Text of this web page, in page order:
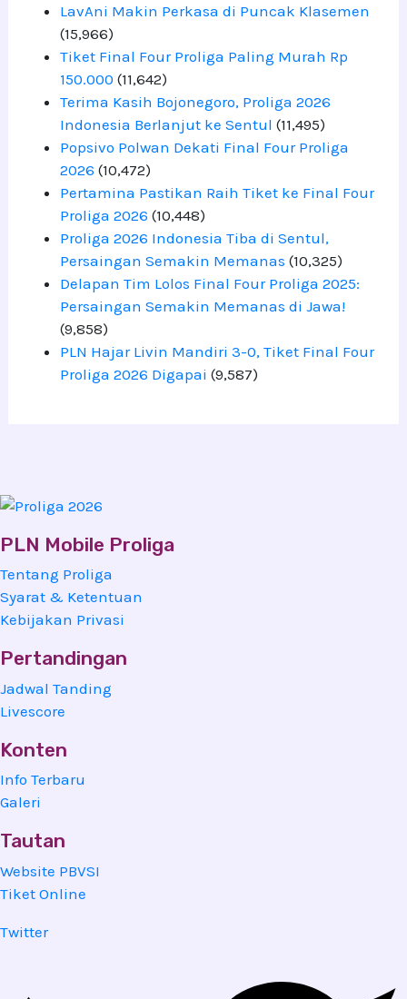
LavAni Makin Perkasa di Puncak Klasemen
(15,966)
Tiket Final Four Proliga Paling Murah Rp
150.000 (11,642)
Terima Kasih Bojonegoro, Proliga 2026
Indonesia Berlanjut ke Sentul (11,495)
Popsivo Polwan Dekati Final Four Proliga
2026 (10,472)
Pertamina Pastikan Raih Tiket ke Final Four
Proliga 2026 (10,448)
Proliga 2026 Indonesia Tiba di Sentul,
Persaingan Semakin Memanas (10,325)
Delapan Tim Lolos Final Four Proliga 2025:
Persaingan Semakin Memanas di Jawa!
(9,858)
PLN Hajar Livin Mandiri 3-0, Tiket Final Four
Proliga 2026 Digapai (9,587)
PLN Mobile Proliga
Tentang Proliga
Syarat & Ketentuan
Kebijakan Privasi
Pertandingan
Jadwal Tanding
Livescore
Konten
Info Terbaru
Galeri
Tautan
Website PBVSI
Tiket Online
Twitter